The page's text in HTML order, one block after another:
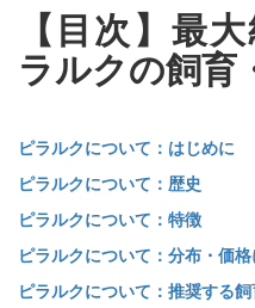
【目次】最
ラルクの飼育
ピラルクについて：はじめに
ピラルクについて：歴史
ピラルクについて：特徴
ピラルクについて：分布・価
ピラルクについて：推奨する